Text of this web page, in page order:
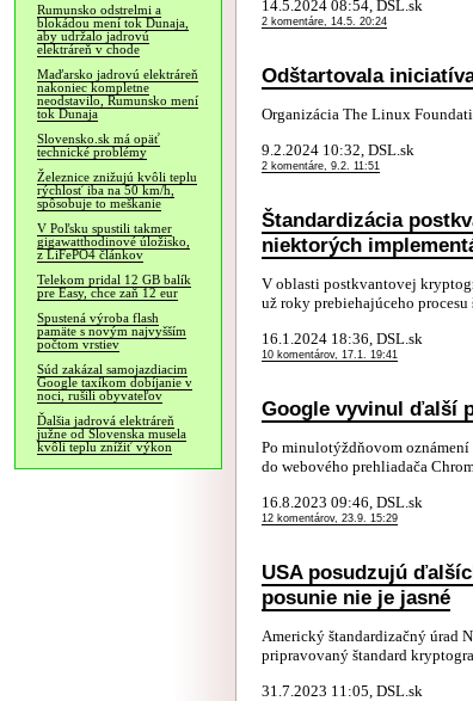
Rumunsko odstrelmi a
blokádou mení tok Dunaja,
aby udržalo jadrovú
elektráreň v chode
Maďarsko jadrovú elektráreň
nakoniec kompletne
neodstavilo, Rumunsko mení
tok Dunaja
Slovensko.sk má opäť
technické problémy
Železnice znižujú kvôli teplu
rýchlosť iba na 50 km/h,
spôsobuje to meškanie
V Poľsku spustili takmer
gigawatthodinové úložisko,
z LiFePO4 článkov
Telekom pridal 12 GB balík
pre Easy, chce zaň 12 eur
Spustená výroba flash
pamäte s novým najvyšším
počtom vrstiev
Súd zakázal samojazdiacim
Google taxíkom dobíjanie v
noci, rušili obyvateľov
Ďalšia jadrová elektráreň
južne od Slovenska musela
kvôli teplu znížiť výkon
14.5.2024 08:54, DSL.sk
2 komentáre, 14.5. 20:24
Odštartovala
Organizácia The Linux
9.2.2024 10:32, DSL.sk
2 komentáre, 9.2. 11:51
Štandardizácia
niektorých
V oblasti postkvantovej
už roky prebiehajúceho
16.1.2024 18:36, DSL.sk
10 komentárov, 17.1. 19:41
Google vyvinul ďalší
Po minulotýždňovom
do webového prehliadača
16.8.2023 09:46, DSL.sk
12 komentárov, 23.9. 15:29
USA posudzujú
posunie nie je jasné
Americký štandardizačný úrad
pripravovaný štandard
31.7.2023 11:05, DSL.sk